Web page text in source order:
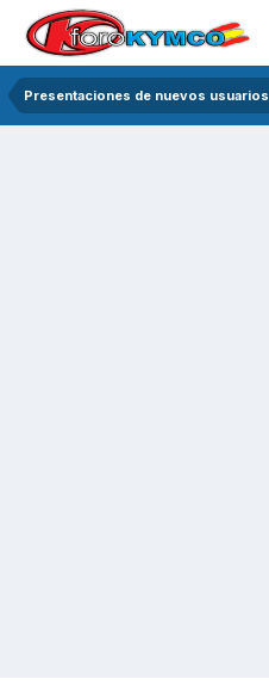
Presentaciones de nuevos usuarios